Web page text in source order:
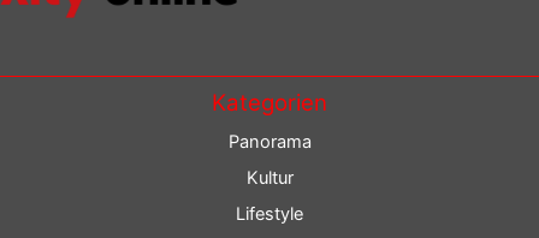
Kategorien
Panorama
Kultur
Lifestyle